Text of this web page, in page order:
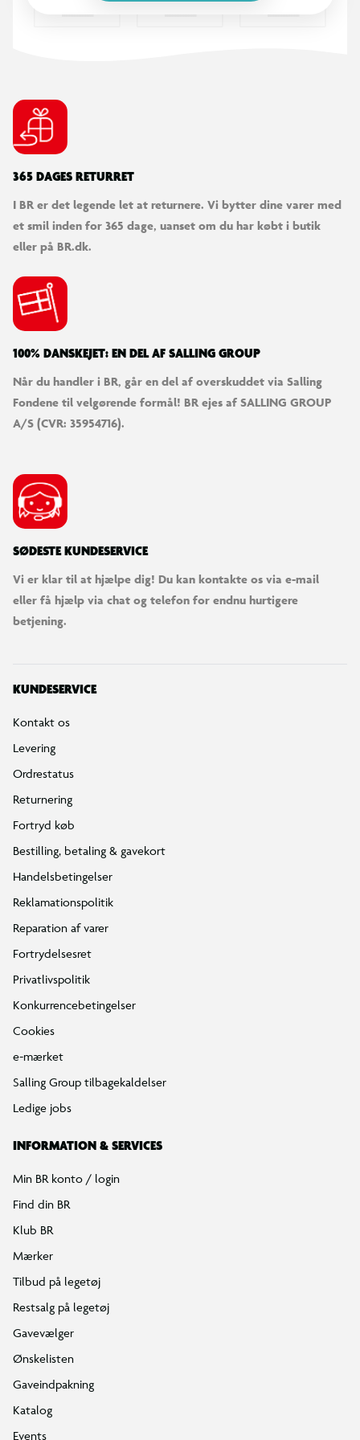
Bred kantmåtte med polstring og PVC-overflade
Sikkerhed
til brugere fra 14 år. Der kan tilkøbes sikkerhedsnet separat for
ekstra afskærmning omkring trampolinen.
Type: Nedgravet trampolin
Form: Rund
Størrelse: Ø 427 cm
Springareal: Ø 359 cm
Maksimal anbefalet brugervægt: 120 kg
Testet belastning: op til 300 kg
Ramme og ben: galvaniseret stål
Antal ben: 4 stk.
overflade
Muligt tilbehør: sikkerhedsnet og
beskyttelsesovertræk (sælges separat)
365 DAGES RETURRET
I BR er det legende let at returnere. Vi bytter dine varer med
et smil inden for 365 dage, uanset om du har købt i butik
eller på BR.dk.
100% DANSKEJET: EN DEL AF SALLING GROUP
Når du handler i BR, går en del af overskuddet via Salling
Fondene til velgørende formål! BR ejes af SALLING GROUP
A/S (CVR: 35954716).
SØDESTE KUNDESERVICE
Vi er klar til at hjælpe dig! Du kan kontakte os via e-mail
eller få hjælp via chat og telefon for endnu hurtigere
betjening.
KUNDESERVICE
Kontakt os
Levering
Ordrestatus
Returnering
Fortryd køb
Bestilling, betaling & gavekort
Handelsbetingelser
Reklamationspolitik
Reparation af varer
Fortrydelsesret
Privatlivspolitik
Konkurrencebetingelser
Cookies
e-mærket
Salling Group tilbagekaldelser
Ledige jobs
INFORMATION & SERVICES
Min BR konto / login
Find din BR
Klub BR
Mærker
Tilbud på legetøj
Restsalg på legetøj
Gavevælger
Ønskelisten
Gaveindpakning
Katalog
Events